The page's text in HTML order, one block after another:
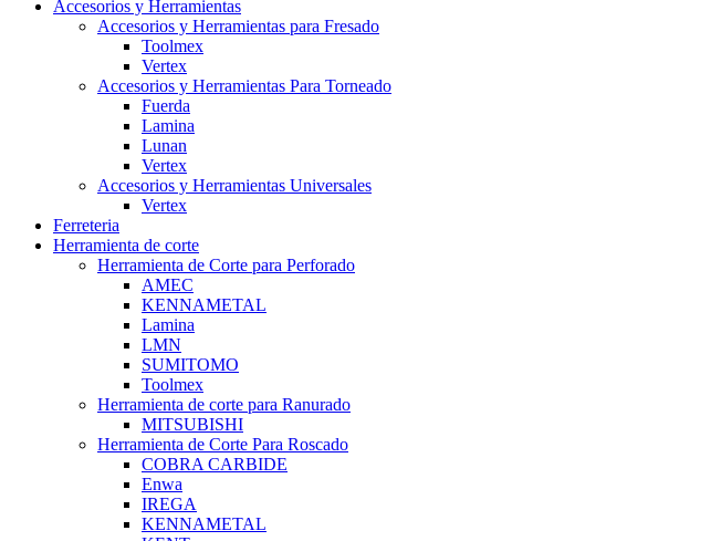
Accesorios y Herramientas
Accesorios y Herramientas para Fresado
Toolmex
Vertex
Accesorios y Herramientas Para Torneado
Fuerda
Lamina
Lunan
Vertex
Accesorios y Herramientas Universales
Vertex
Ferreteria
Herramienta de corte
Herramienta de Corte para Perforado
AMEC
KENNAMETAL
Lamina
LMN
SUMITOMO
Toolmex
Herramienta de corte para Ranurado
MITSUBISHI
Herramienta de Corte Para Roscado
COBRA CARBIDE
Enwa
IREGA
KENNAMETAL